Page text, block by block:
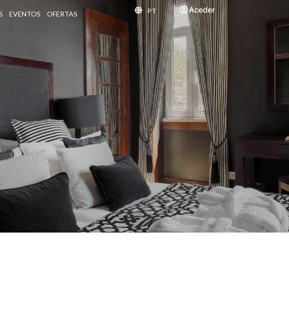
EVENTOS OFERTAS Aceder
PT